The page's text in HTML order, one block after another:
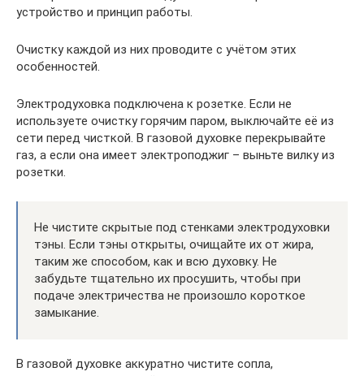
устройство и принцип работы.
Очистку каждой из них проводите с учётом этих
особенностей.
Электродуховка подключена к розетке. Если не
используете очистку горячим паром, выключайте её из
сети перед чисткой. В газовой духовке перекрывайте
газ, а если она имеет электроподжиг – выньте вилку из
розетки.
Не чистите скрытые под стенками электродуховки
тэны. Если тэны открыты, очищайте их от жира,
таким же способом, как и всю духовку. Не
забудьте тщательно их просушить, чтобы при
подаче электричества не произошло короткое
замыкание.
В газовой духовке аккуратно чистите сопла,